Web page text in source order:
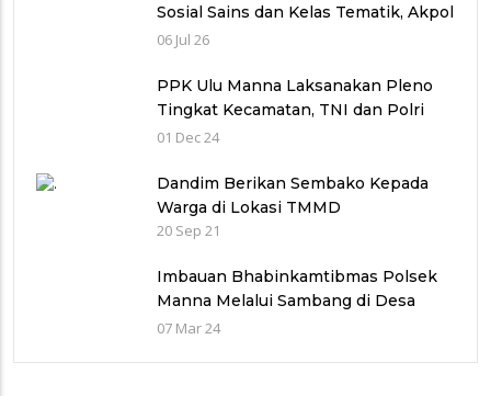
Sosial Sains dan Kelas Tematik, Akpol
Perkuat Scientific Policing
06 Jul 26
PPK Ulu Manna Laksanakan Pleno
Tingkat Kecamatan, TNI dan Polri
Bersinergi dalam Pengamanan
01 Dec 24
Dandim Berikan Sembako Kepada
Warga di Lokasi TMMD
20 Sep 21
Imbauan Bhabinkamtibmas Polsek
Manna Melalui Sambang di Desa
Terulung
07 Mar 24